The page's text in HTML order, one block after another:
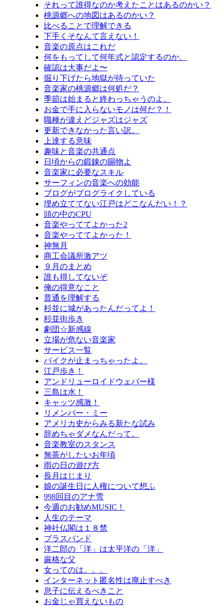
それって誰得なのか考えたことはあるのかい？
桃源郷への地図はあるのかい？
比べることで理解できる
下手くそなんて言えない！
音楽の原点はこれだ
何をもってして何年式と認定するのか。
確認は大事だよ〜
掘り下げたら地獄が待っていた
音楽家の桃源郷は何処だ？
季節は始まると終わっちゃうのよ。
お金で手に入らないモノは何だ？！
職種が違えどジャズはジャズ
更新できなかった言い訳。
上達する意味
趣味と音楽の共通点
日頃からの鍛錬の賜物よ
音楽家に必要なスキル
サーフィンの音楽への効能
ブログがブログライクしている
埋め立ててない江戸はどこなんだい！？
頭の中のCPU
音楽やっててよかった2
音楽やっててよかった！
神無月
商工会議所激アツ
９月のまとめ
誰も得してないぞ
俺の得意なこと
普通を理解する
杉並に城があったんだってよ！
杉並街歩き
劇団☆新感線
立場が危ない音楽家
サービス一覧
バイクが止まっちゃったよ。
江戸歩き！
アンドリューロイドウェバー様
三島は水！
キャッツ感激！
リメンバー・ミー
アメリカ史からみる新たな試み
辞めちゃダメなんだって。
音楽教室のスタンス
無茶がしたいお年頃
雨の日の遊び方
長月はじまり
娘の誕生日に人権について想ふ
998回目のアナ雪
今週のお勧めMUSIC！
人生のテーマ
神社仏閣は１８禁
ブラスバンド
洋二郎の「洋」は太平洋の「洋」
厳格な父
女ってのは。。。
インターネット匿名性は廃止すべき
息子に伝えるべきこと
お金じゃ買えないもの